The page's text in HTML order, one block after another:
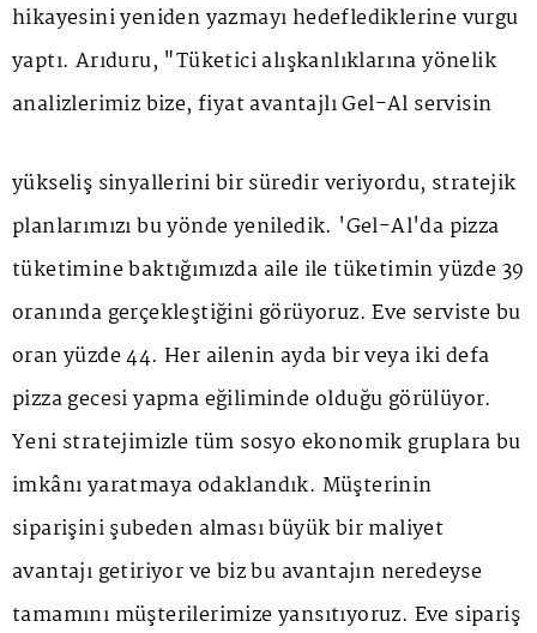
hikayesini yeniden yazmayı hedeflediklerine vurgu
yaptı. Arıduru, "Tüketici alışkanlıklarına yönelik
analizlerimiz bize, fiyat avantajlı Gel-Al servisin
yükseliş sinyallerini bir süredir veriyordu, stratejik
planlarımızı bu yönde yeniledik. 'Gel-Al'da pizza
tüketimine baktığımızda aile ile tüketimin yüzde 39
oranında gerçekleştiğini görüyoruz. Eve serviste bu
oran yüzde 44. Her ailenin ayda bir veya iki defa
pizza gecesi yapma eğiliminde olduğu görülüyor.
Yeni stratejimizle tüm sosyo ekonomik gruplara bu
imkânı yaratmaya odaklandık. Müşterinin
siparişini şubeden alması büyük bir maliyet
avantajı getiriyor ve biz bu avantajın neredeyse
tamamını müşterilerimize yansıtıyoruz. Eve sipariş